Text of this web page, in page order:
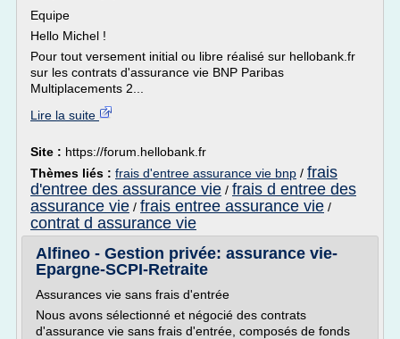
Equipe
Hello Michel !
Pour tout versement initial ou libre réalisé sur hellobank.fr
sur les contrats d'assurance vie BNP Paribas
Multiplacements 2...
Lire la suite
Site : https://forum.hellobank.fr
Thèmes liés : frais d'entree assurance vie bnp / frais
d'entree des assurance vie / frais d entree des
assurance vie / frais entree assurance vie /
contrat d assurance vie
Alfineo - Gestion privée: assurance vie-
Epargne-SCPI-Retraite
Assurances vie sans frais d'entrée
Nous avons sélectionné et négocié des contrats
d'assurance vie sans frais d'entrée, composés de fonds